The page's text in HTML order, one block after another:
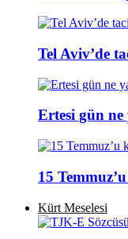
Tel Aviv’de
Ertesi gün ne
15
Kürt Meselesi